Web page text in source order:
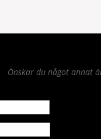
Önskar du något annat